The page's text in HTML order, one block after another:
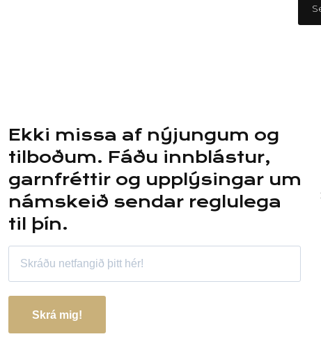
Ekki missa af nýjungum og
tilboðum. Fáðu innblástur,
garnfréttir og upplýsingar um
námskeið sendar reglulega
til þín.
Skrá mig!